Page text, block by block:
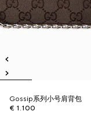
Gossip系列小号肩背包
€ 1.100